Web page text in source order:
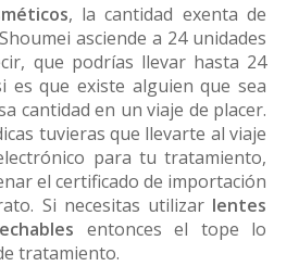
, la cantidad exenta de
asciende a 24 unidades
que podrías llevar hasta 24
es que existe alguien que sea
cantidad en un viaje de placer.
tuvieras que llevarte al viaje
para tu tratamiento,
el certificado de importación
Si necesitas utilizar lentes
entonces el tope lo
tratamiento.